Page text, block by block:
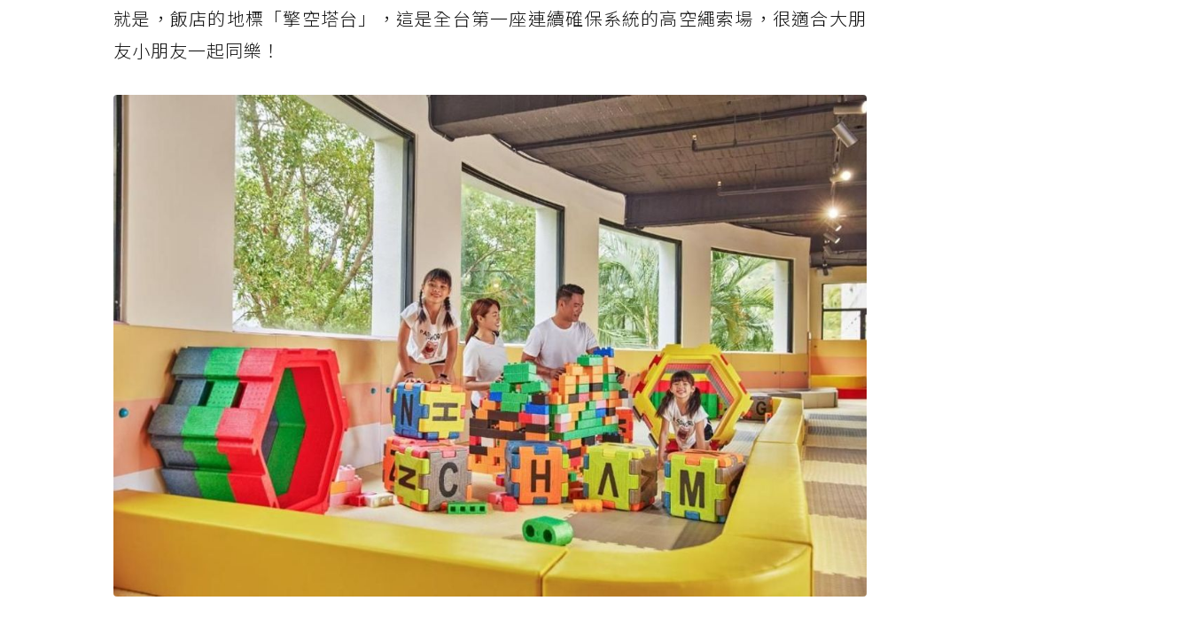
就是，飯店的地標「擎空塔台」，這是全台第一座連續確保系統的高空繩索場，很適合大朋
友小朋友一起同樂！